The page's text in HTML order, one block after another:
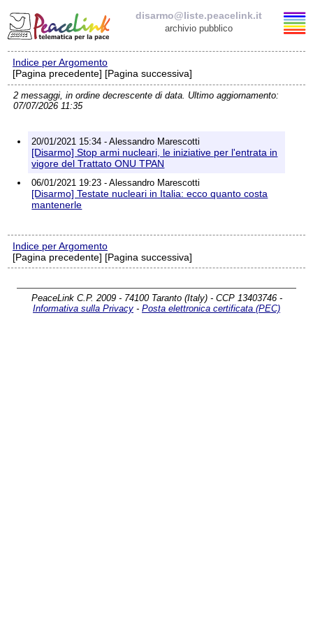
disarmo@liste.peacelink.it
archivio pubblico
Elenco delle liste
disarmo@liste.peacelink.it
Policy delle liste di PeaceLink
Informativa sulla privacy
Indice per Argomento
[Pagina precedente] [Pagina successiva]
2 messaggi, in ordine decrescente di data. Ultimo aggiornamento:
07/07/2026 11:35
20/01/2021 15:34 - Alessandro Marescotti
[Disarmo] Stop armi nucleari, le iniziative per l'entrata in
vigore del Trattato ONU TPAN
06/01/2021 19:23 - Alessandro Marescotti
[Disarmo] Testate nucleari in Italia: ecco quanto costa
mantenerle
Indice per Argomento
[Pagina precedente] [Pagina successiva]
PeaceLink C.P. 2009 - 74100 Taranto (Italy) - CCP 13403746 -
Informativa sulla Privacy - Posta elettronica certificata (PEC)